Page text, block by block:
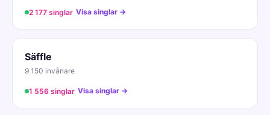
2 177 singlar Visa singlar →
Säffle
9 150 invånare
1 556 singlar Visa singlar →